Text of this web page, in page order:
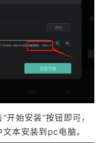
开始安装”按钮即可，
本安装到pc电脑。